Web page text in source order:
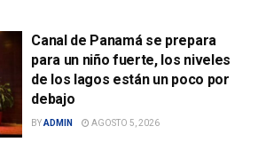
Canal de Panamá se prepara
para un niño fuerte, los niveles
de los lagos están un poco por
debajo
BYADMIN AGOSTO 5, 2026